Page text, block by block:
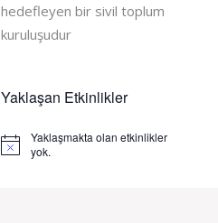
hedefleyen bir sivil toplum
kuruluşudur
Yaklaşan Etkinlikler
Notice
Yaklaşmakta olan etkinlikler
yok.